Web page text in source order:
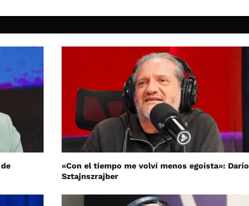
«Con el tiempo me volví menos egoísta»: Darío
Sztajnszrajber